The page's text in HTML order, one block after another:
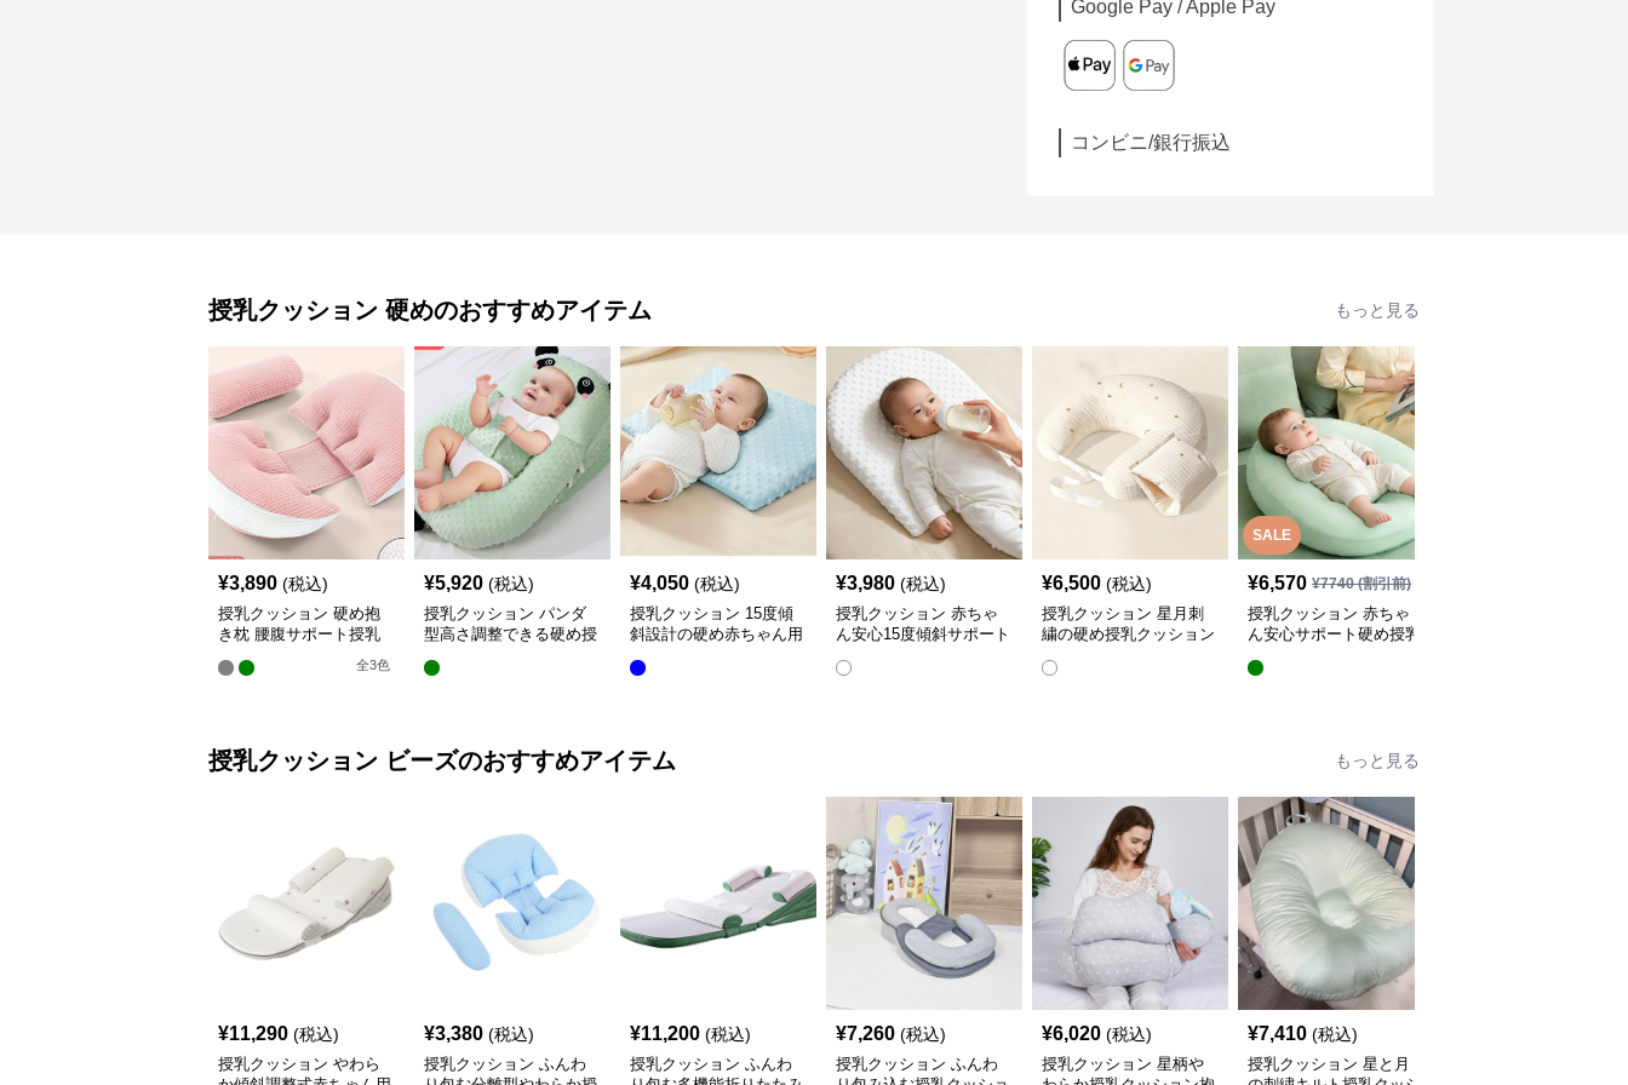
Google Pay / Apple Pay
コンビニ/銀行振込
授乳クッション 硬めのおすすめアイテム もっと見る
¥3,890 (税込)
授乳クッション 硬め抱
き枕 腰腹サポート授乳
全3色
¥5,920 (税込)
授乳クッション パンダ
型高さ調整できる硬め授
¥4,050 (税込)
授乳クッション 15度傾
斜設計の硬め赤ちゃん用
¥3,980 (税込)
授乳クッション 赤ちゃ
ん安心15度傾斜サポート
¥6,500 (税込)
授乳クッション 星月刺
繍の硬め授乳クッション
SALE
¥6,570 ¥7740(割引前)
授乳クッション 赤ちゃ
ん安心サポート硬め授乳
授乳クッション ビーズのおすすめアイテム もっと見る
¥11,290 (税込)
授乳クッション やわら
¥3,380 (税込)
授乳クッション ふんわ
¥11,200 (税込)
授乳クッション ふんわ
¥7,260 (税込)
授乳クッション ふんわ
¥6,020 (税込)
授乳クッション 星柄や
¥7,410 (税込)
授乳クッション 星と月